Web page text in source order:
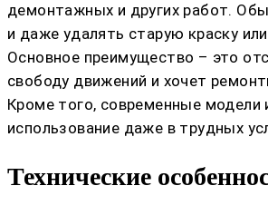
демонтажных и других работ.
и даже удалять старую краску
Основное преимущество – это
свободу движений и хочет
Кроме того, современные
использование даже в трудных
Технические